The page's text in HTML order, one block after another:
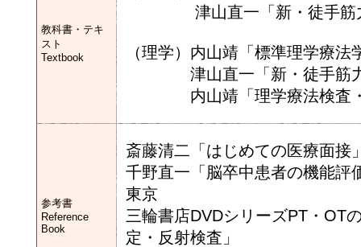
教科書・テキ
スト
Textbook
津山直一「新・徒手筋力
（理学）内山靖「標準理学療
津山直一「新・徒手筋力
内山靖「理学療法検査・
参考書
Reference
Book
斎藤清二「はじめての医療面接
千野直一「脳卒中患者の機能評
東京
三輪書店DVDシリーズPT・OT
定・反射検査」